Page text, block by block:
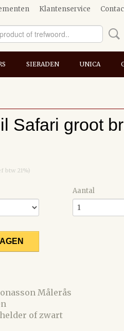
Klantenservice
SIERADEN UNICA
Safari groot
btw 21%)
Aantal
Målerås
of zwart